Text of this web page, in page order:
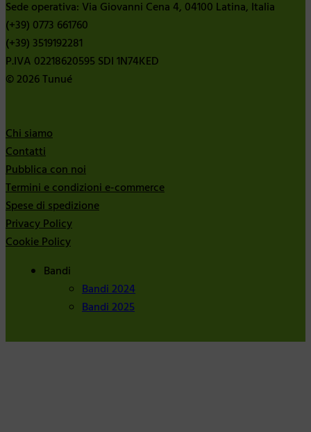
Sede operativa: Via Giovanni Cena 4, 04100 Latina, Italia
(+39) 0773 661760
(+39) 3519192281
P.IVA 02218620595 SDI 1N74KED
© 2026 Tunué
Chi siamo
Contatti
Pubblica con noi
Termini e condizioni e-commerce
Spese di spedizione
Privacy Policy
Cookie Policy
Bandi
Bandi 2024
Bandi 2025